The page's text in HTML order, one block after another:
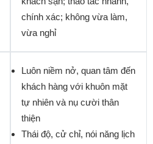
chính xác; không vừa làm,
vừa nghỉ
Luôn niềm nở, quan tâm đến
khách hàng với khuôn mặt
tự nhiên và nụ cười thân
thiện
Thái độ, cử chỉ, nói năng lịch